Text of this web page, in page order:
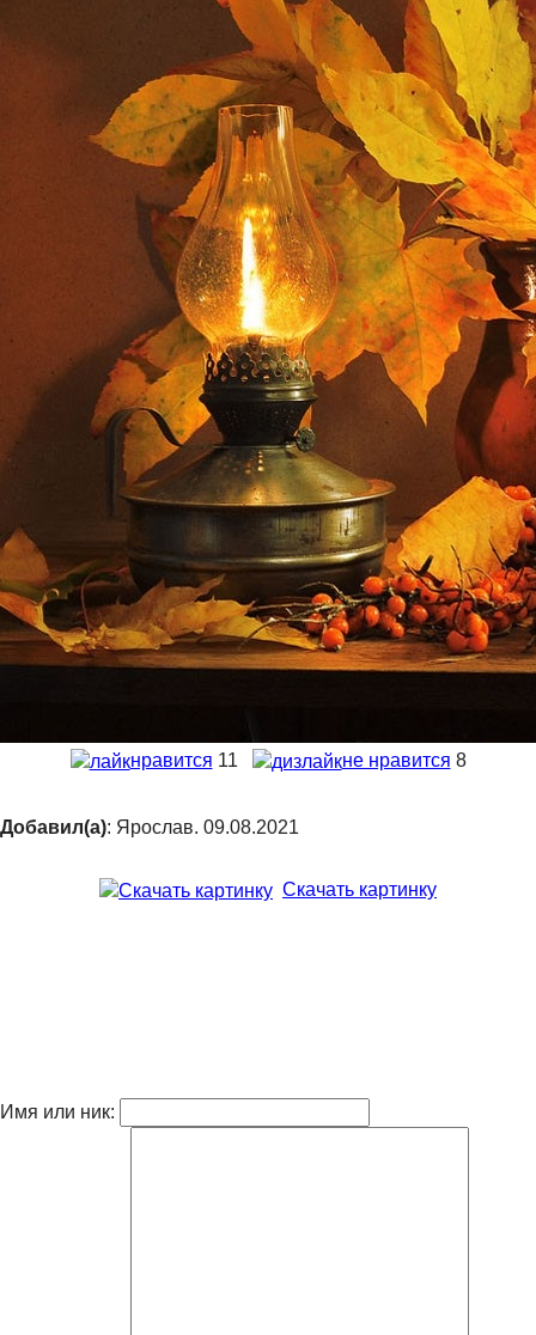
нравится 11 не нравится 8
Добавил(а): Ярослав. 09.08.2021
Скачать картинку
Имя или ник: